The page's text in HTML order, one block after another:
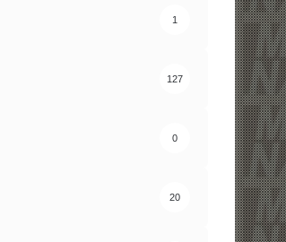
1
127
0
20